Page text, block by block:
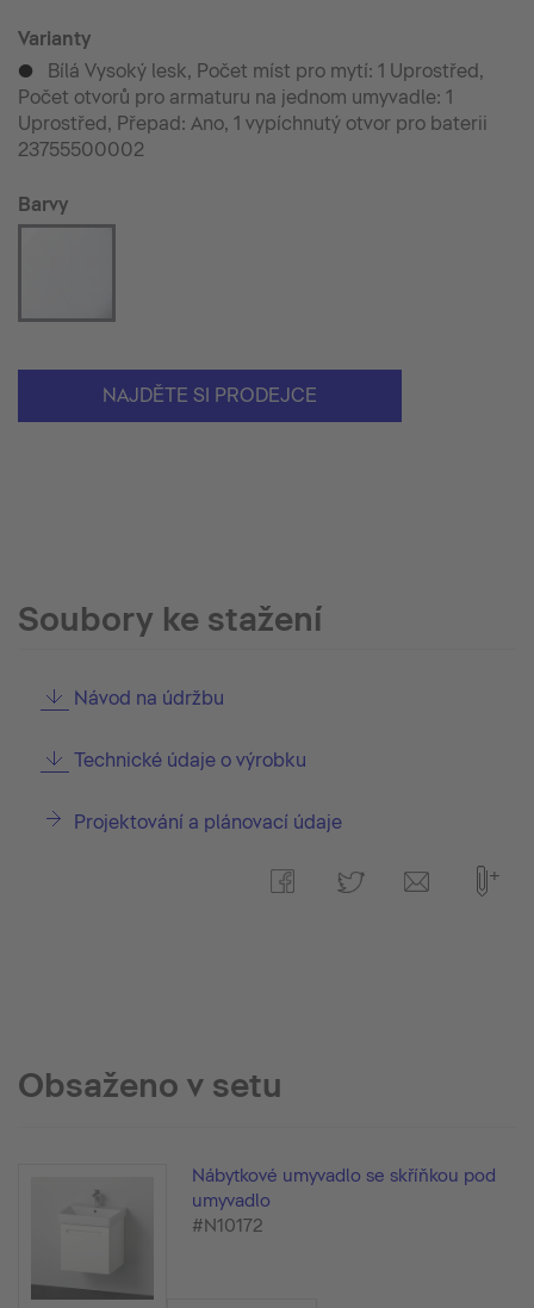
Varianty
p
Bílá Vysoký lesk, Počet míst pro mytí: 1 Uprostřed,
Počet otvorů pro armaturu na jednom umyvadle: 1
Uprostřed, Přepad: Ano, 1 vypíchnutý otvor pro baterii
23755500002
Barvy
NAJDĚTE SI PRODEJCE
Soubory ke stažení
Návod na údržbu
Technické údaje o výrobku
Projektování a plánovací údaje
Obsaženo v setu
Nábytkové umyvadlo se skříňkou pod
umyvadlo
#N10172